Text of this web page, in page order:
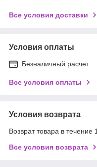
Все условия доставки
Условия оплаты
Безналичный расчет
Все условия оплаты
Условия возврата
Возврат товара в течение
Все условия возврата